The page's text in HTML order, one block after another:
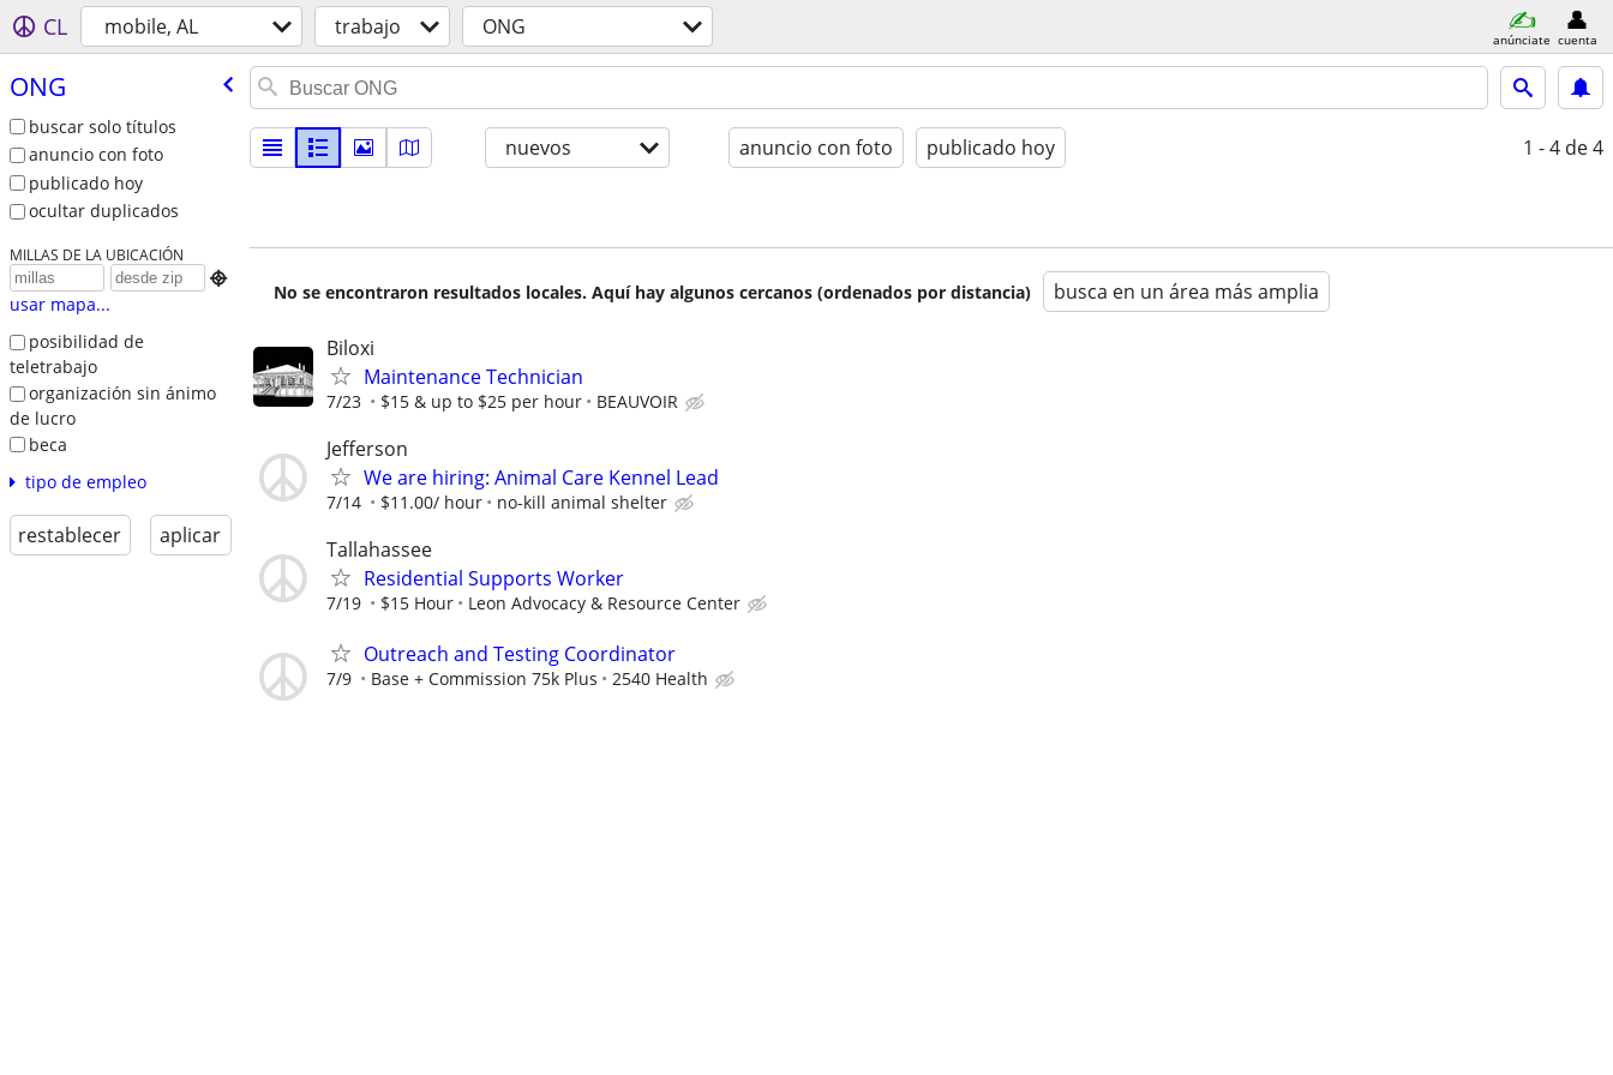
CL mobile, AL trabajo ONG anúnciate cuenta
ONG
buscar solo títulos
anuncio con foto
publicado hoy
ocultar duplicados
MILLAS DE LA UBICACIÓN

usar mapa...
posibilidad de
teletrabajo
organización sin ánimo
de lucro
beca
tipo de empleo
restablecer aplicar
nuevos anuncio con foto publicado hoy 1 - 4 de 4
No se encontraron resultados locales. Aquí hay algunos cercanos (ordenados por distancia) busca en un área más amplia
Biloxi
Maintenance Technician
7/23 $15 & up to $25 per hour BEAUVOIR
Jefferson
We are hiring: Animal Care Kennel Lead
7/14 $11.00/ hour no-kill animal shelter
Tallahassee
Residential Supports Worker
7/19 $15 Hour Leon Advocacy & Resource Center
Outreach and Testing Coordinator
7/9 Base + Commission 75k Plus 2540 Health